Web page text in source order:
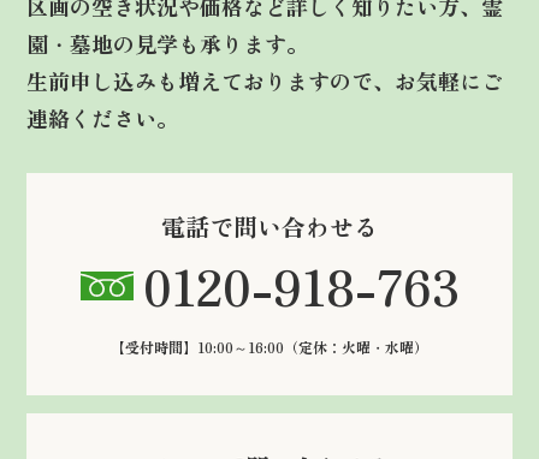
区画の空き状況や価格など詳しく知りたい方、霊
園・墓地の見学も承ります。
生前申し込みも増えておりますので、お気軽にご
連絡ください。
電話で問い合わせる
0120-918-763
【受付時間】10:00～16:00 （定休：火曜・水曜）